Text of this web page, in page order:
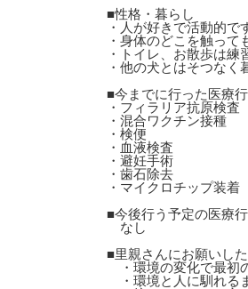
■性格・暮らし
・人が好きで活動的で
・身体のどこを触って
・トイレ、お散歩は練
・他の犬とはそつなく
■今までに行った医療
・フィラリア抗原検査
・混合ワクチン接種
・検便
・血液検査
・避妊手術
・歯石除去
・マイクロチップ装着
■今後行う予定の医療
なし
■里親さんにお願いし
・環境の変化で最初
・環境と人に馴れる